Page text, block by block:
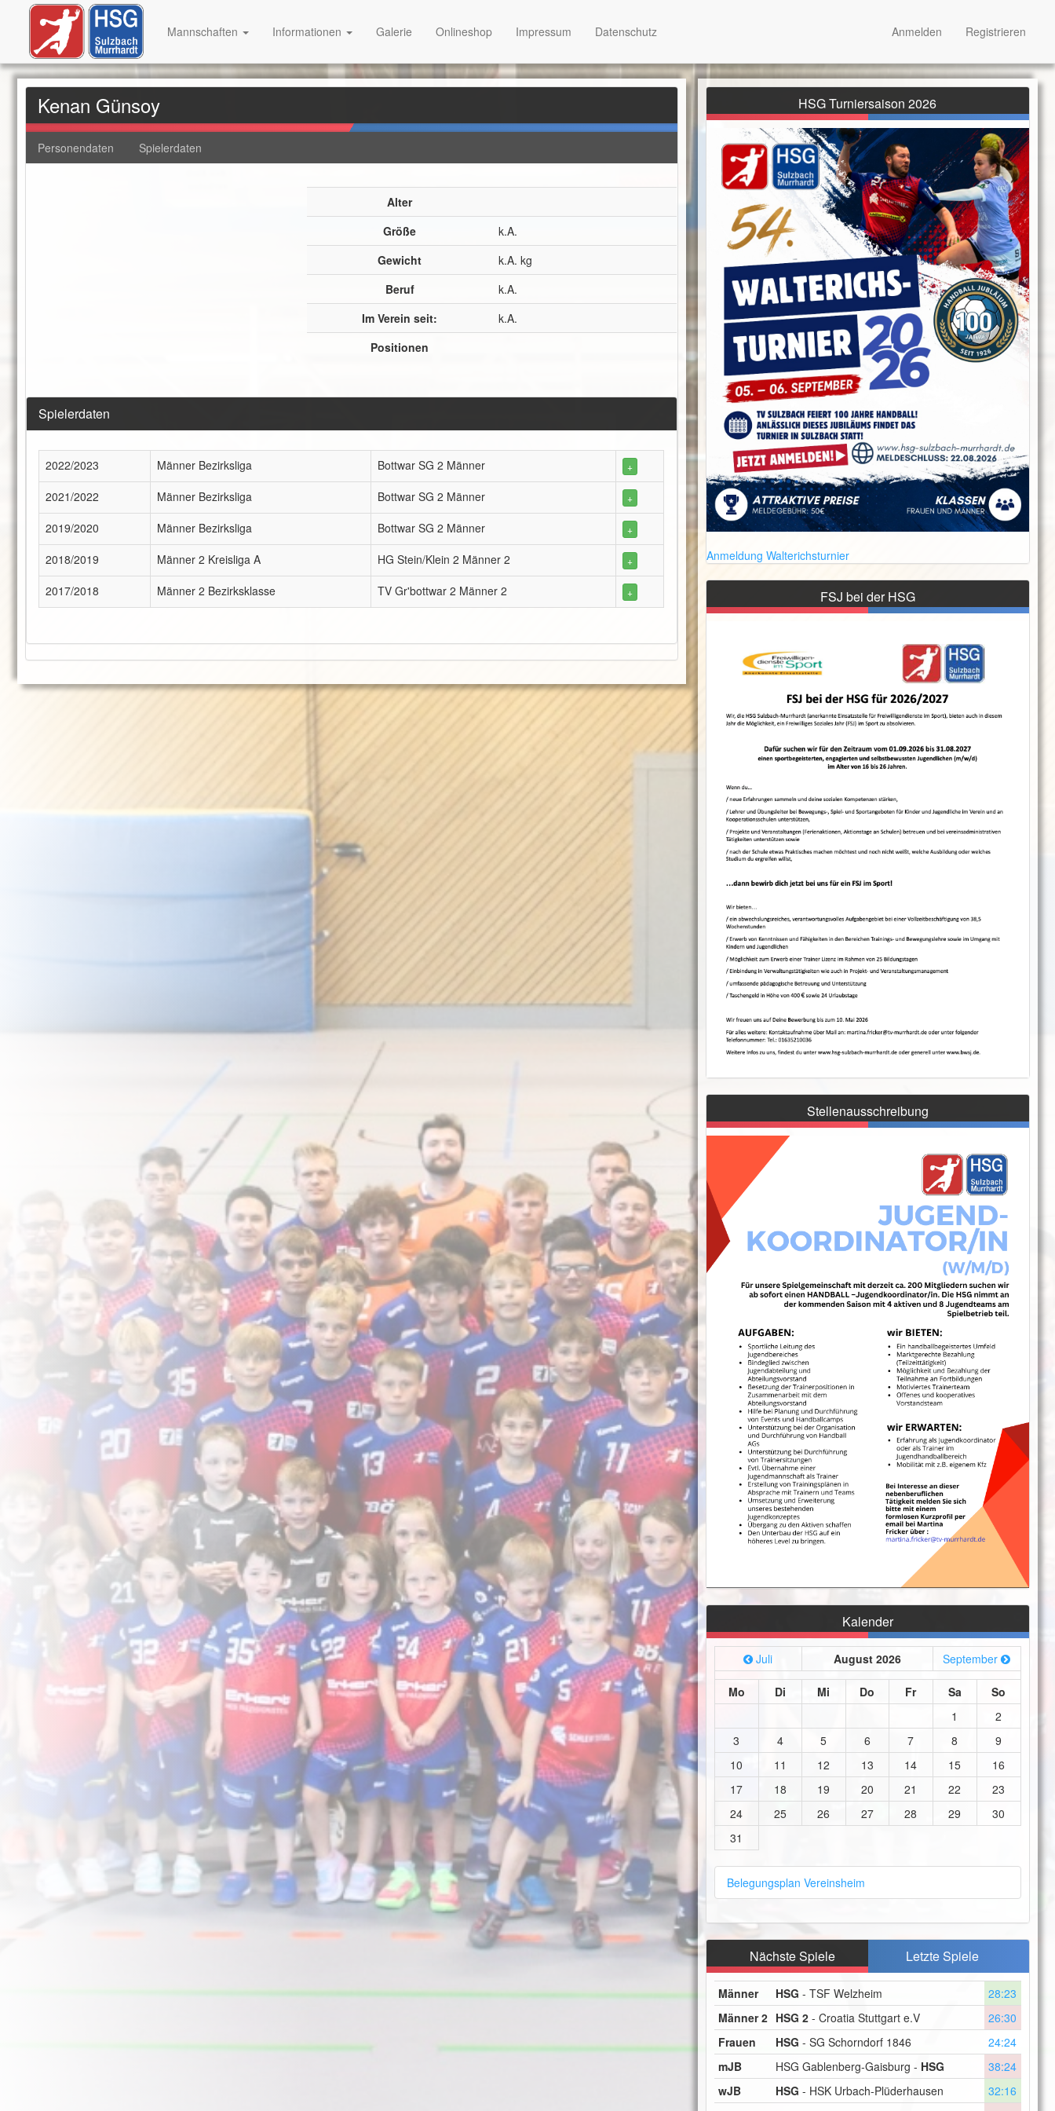
Kenan Günsoy
Personendaten Spielerdaten
Alter
Größe
k.A.
Gewicht
k.A. kg
Beruf
k.A.
Im Verein seit:
k.A.
Positionen
Spielerdaten
2022/2023 Männer Bezirksliga Bottwar SG 2 Männer +
2021/2022 Männer Bezirksliga Bottwar SG 2 Männer +
2019/2020 Männer Bezirksliga Bottwar SG 2 Männer +
2018/2019 Männer 2 Kreisliga A HG Stein/Klein 2 Männer 2 +
2017/2018 Männer 2 Bezirksklasse TV Gr'bottwar 2 Männer 2 +
HSG Turniersaison 2026
Anmeldung Walterichsturnier
FSJ bei der HSG
Stellenausschreibung
Kalender
Juli August 2026 September
Mo Di Mi Do Fr Sa
So
1
2
3
4 5 6 7 8
9
10
11 12 13 14 15
16
17
18 19 20 21 22
23
24
25 26 27 28 29
30
31
Belegungsplan Vereinsheim
Nächste Spiele Letzte Spiele
Männer HSG - TSF Welzheim
28:23
Männer 2 HSG 2- Croatia Stuttgart e.V
26:30
Frauen
HSG - SG Schorndorf 1846
24:24
mJB
HSG Gablenberg-Gaisburg - HSG
38:24
wJB
HSG - HSK Urbach-Plüderhausen
32:16
Mannschaften Informationen Galerie Onlineshop Impressum Datenschutz Anmelden Registrieren